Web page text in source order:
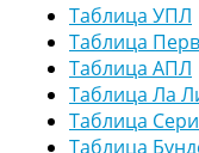
Таблица УПЛ
Таблица
Таблица АПЛ
Таблица Ла
Таблица
Таблица